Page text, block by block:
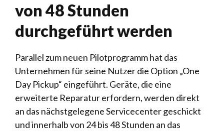
von 48 Stunden
durchgeführt werden
Parallel zum neuen Pilotprogramm hat das
Unternehmen für seine Nutzer die Option „One
Day Pickup“ eingeführt. Geräte, die eine
erweiterte Reparatur erfordern, werden direkt
an das nächstgelegene Servicecenter geschickt
und innerhalb von 24 bis 48 Stunden an das